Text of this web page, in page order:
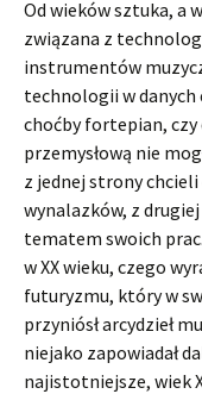
Od wieków sztuka, a
związana z
instrumentów
technologii w danych
choćby fortepian, czy
przemysłową nie
z jednej strony
wynalazków, z
tematem swoich
w XX wieku, czego
futuryzmu, który w
przyniósł arcydzieł
niejako zapowiadał
najistotniejsze, wiek